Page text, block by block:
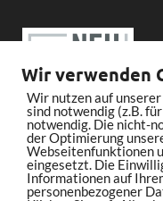
Wir verwenden
Wir nutzen auf
sind notwendig (z.B.
notwendig. Die nicht-
der Optimierung
Webseitenfunktionen
eingesetzt. Die
Informationen auf
personenbezogener